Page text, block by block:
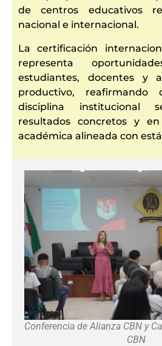
de centros educativos
nacional e internacional.
La certificación
representa
estudiantes, docentes y
productivo,
disciplina institucional
resultados concretos y
académica alineada con
Conferencia de Alianza CBN y
CBN